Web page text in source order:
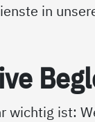
in
wichtig ist: